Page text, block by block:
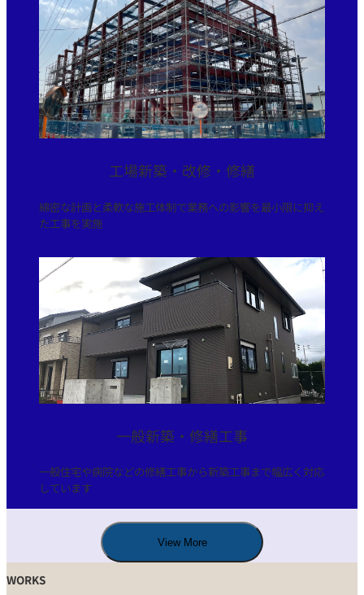
工場新築・改修・修繕
綿密な計画と柔軟な施工体制で業務への影響を最小限に抑え
た工事を実施
一般新築・修繕工事
一般住宅や病院などの修繕工事から新築工事まで幅広く対応
しています
View More
WORKS